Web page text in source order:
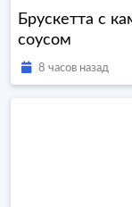
Брускетта с
соусом
8 часов назад